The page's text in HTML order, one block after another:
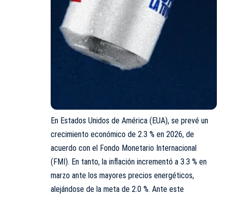
En Estados Unidos de América (EUA), se prevé un
crecimiento económico de 2.3 % en 2026, de
acuerdo con el Fondo Monetario Internacional
(FMI). En tanto, la inflación incrementó a 3.3 % en
marzo ante los mayores precios energéticos,
alejándose de la meta de 2.0 %. Ante este